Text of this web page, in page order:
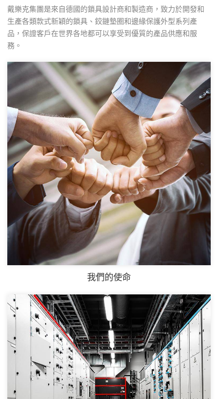
diraksales
戴樂克集團是來自德國的鎖具設計商和製造商，致力於開發和
生產各類款式新穎的鎖具、鉸鏈墊圈和邊緣保護外型系列產
品，保證客戶在世界各地都可以享受到優質的產品供應和服
務。
我們的使命